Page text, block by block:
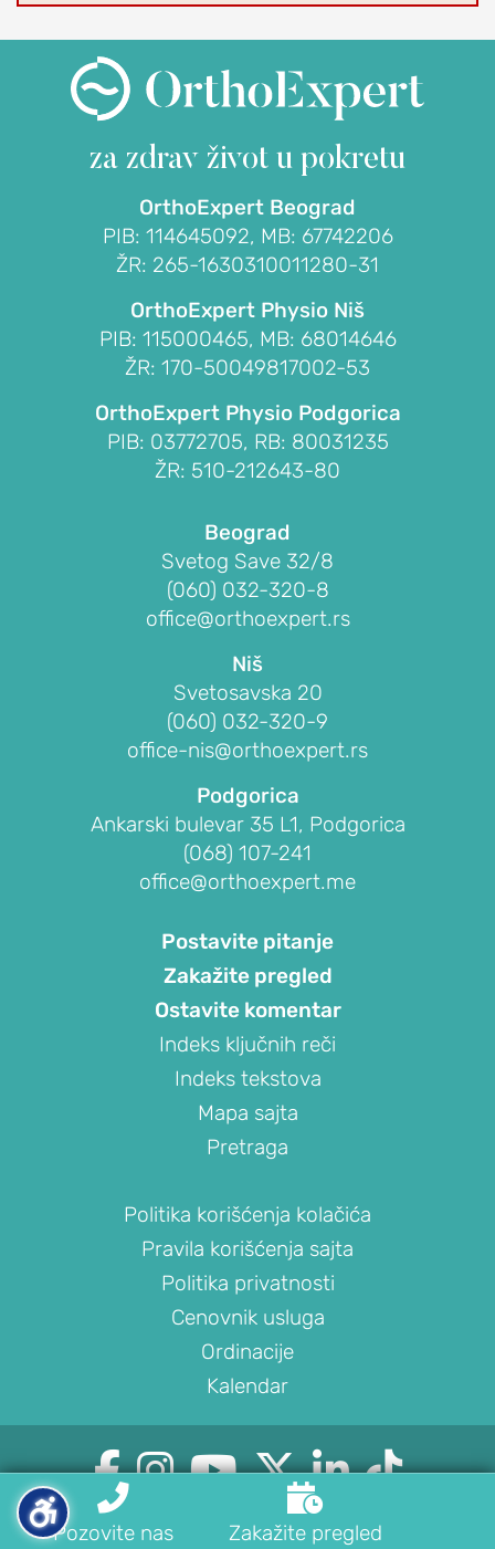
Povreda
meniskusa
kolena
meniskusa)
prednje
ukrštene
(ligamenata)
kolena
sindrom
(trkačko
(osteoartritis
(serozna
jame)
PROCEDURE
OBOLJENJA
KUKA
Veštački
kuk
za zdrav život u pokretu
OrthoExpert Beograd
PIB: 114645092, MB: 67742206
ŽR: 265-1630310011280-31
OrthoExpert Physio Niš
PIB: 115000465, MB: 68014646
ŽR: 170-50049817002-53
OrthoExpert Physio Podgorica
PIB: 03772705, RB: 80031235
ŽR: 510-212643-80
Beograd
Svetog Save 32/8
(060) 032-320-8
office@orthoexpert.rs
Niš
Svetosavska 20
(060) 032-320-9
office-nis@orthoexpert.rs
Podgorica
Ankarski bulevar 35 L1, Podgorica
(068) 107-241
office@orthoexpert.me
Postavite pitanje
Zakažite pregled
Ostavite komentar
Indeks ključnih reči
Indeks tekstova
Mapa sajta
Pretraga
Politika korišćenja kolačića
Pravila korišćenja sajta
Politika privatnosti
Cenovnik usluga
Ordinacije
Kalendar
     
© 2022-2026. OrthoExpert. Sva prava zadržana.

Pozovite nas

Zakažite pregled